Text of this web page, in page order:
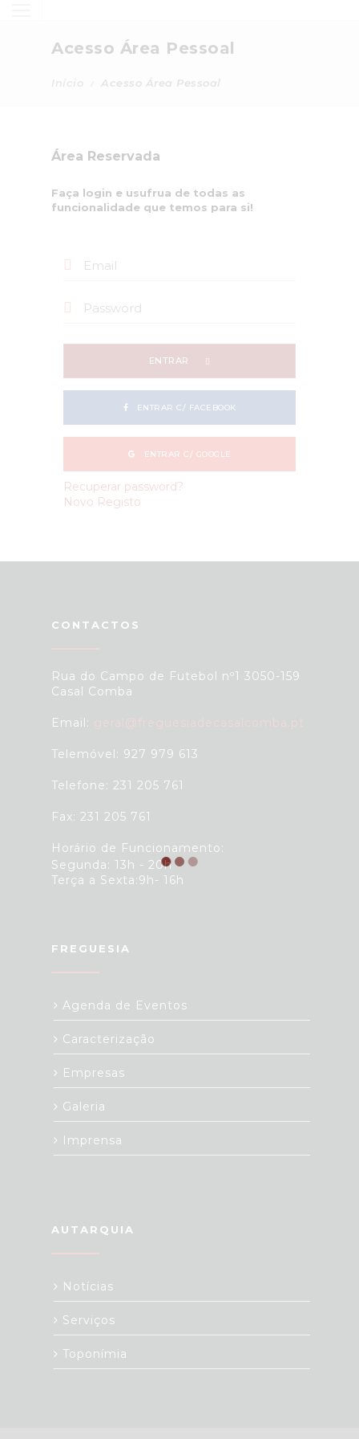
Acesso Área Pessoal
Acesso Área Pessoal
Área Reservada
Faça login e usufrua de todas as
funcionalidade que temos para si!
ENTRAR
ENTRAR C/ FACEBOOK
ENTRAR C/ GOOGLE
Recuperar password?
Novo Registo
CONTACTOS
Rua do Campo de Futebol nº1 3050-159
Casal Comba
Email: geral@freguesiadecasalcomba.pt
Telemóvel: 927 979 613
Telefone: 231 205 761
Fax: 231 205 761
Horário de Funcionamento:
Segunda: 13h - 20h
Terça a Sexta:9h- 16h
FREGUESIA
Agenda de Eventos
Caracterização
Empresas
Galeria
Imprensa
AUTARQUIA
Notícias
Serviços
Toponímia